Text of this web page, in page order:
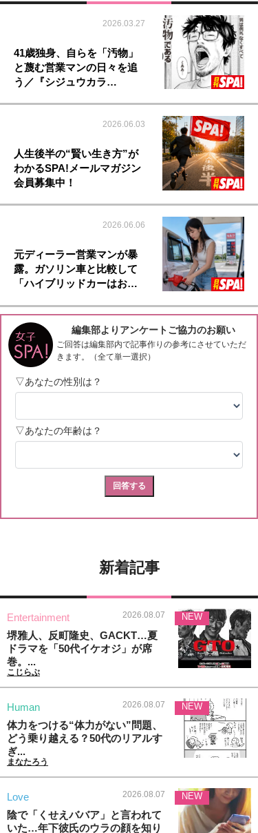
2026.03.27
41歳独身、自らを「汚物」
と蔑む営業マンの日々を追
う／『シジュウカラ…
2026.06.03
人生後半の“賢い生き方”が
わかるSPA!メールマガジン
会員募集中！
2026.06.06
元ディーラー営業マンが暴
露。ガソリン車と比較して
「ハイブリッドカーはお…
新着記事
Entertainment 2026.08.07
堺雅人、反町隆史、GACKT…夏
ドラマを「50代イケオジ」が席
巻。...
こじらぶ
NEW
Human 2026.08.07
体力をつける“体力がない”問題、
どう乗り越える？50代のリアルす
ぎ...
まなたろう
NEW
Love 2026.08.07
陰で「くせえババア」と言われて
いた…年下彼氏のウラの顔を知り
NEW